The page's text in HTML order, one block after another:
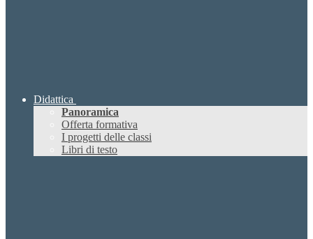
Didattica
Panoramica
Offerta formativa
I progetti delle classi
Libri di testo